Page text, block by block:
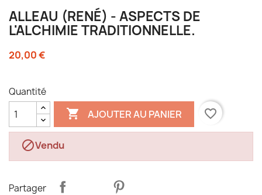
ALLEAU (RENÉ) - ASPECTS DE
L'ALCHIMIE TRADITIONNELLE.
20,00 €
Quantité
 AJOUTER AU PANIER favorite_border
Vendu
Partager